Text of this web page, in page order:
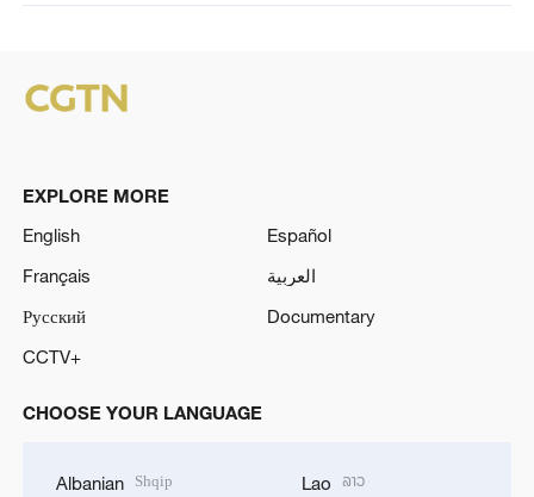
EXPLORE MORE
English
Español
Français
العربية
Русский
Documentary
CCTV+
CHOOSE YOUR LANGUAGE
Albanian Shqip Lao ລາວ